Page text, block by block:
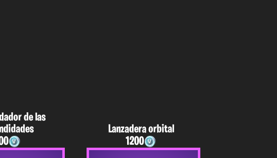
de las
Lanzadera orbital
1200